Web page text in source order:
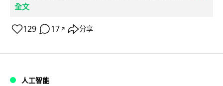
全文
129 17 ↗ 分享
人工智能